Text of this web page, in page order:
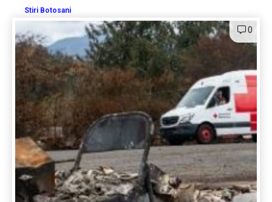
Stiri Botosani
0